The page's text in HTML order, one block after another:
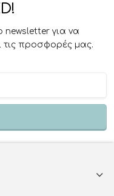
newsletter για να
τις προσφορές μας.